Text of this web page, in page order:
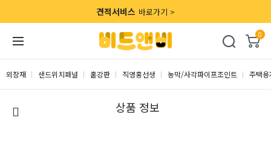
견적서비스 바로가기 >
0
외장재 샌드위치패널 홑강판 직영홍선생 농막/사각파이프조인트 주택용
상품 정보